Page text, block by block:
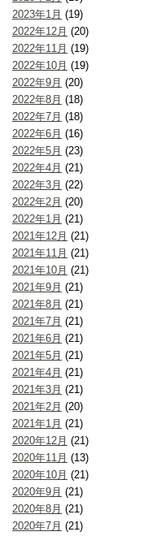
2023年1月 (19)
2022年12月 (20)
2022年11月 (19)
2022年10月 (19)
2022年9月 (20)
2022年8月 (18)
2022年7月 (18)
2022年6月 (16)
2022年5月 (23)
2022年4月 (21)
2022年3月 (22)
2022年2月 (20)
2022年1月 (21)
2021年12月 (21)
2021年11月 (21)
2021年10月 (21)
2021年9月 (21)
2021年8月 (21)
2021年7月 (21)
2021年6月 (21)
2021年5月 (21)
2021年4月 (21)
2021年3月 (21)
2021年2月 (20)
2021年1月 (21)
2020年12月 (21)
2020年11月 (13)
2020年10月 (21)
2020年9月 (21)
2020年8月 (21)
2020年7月 (21)